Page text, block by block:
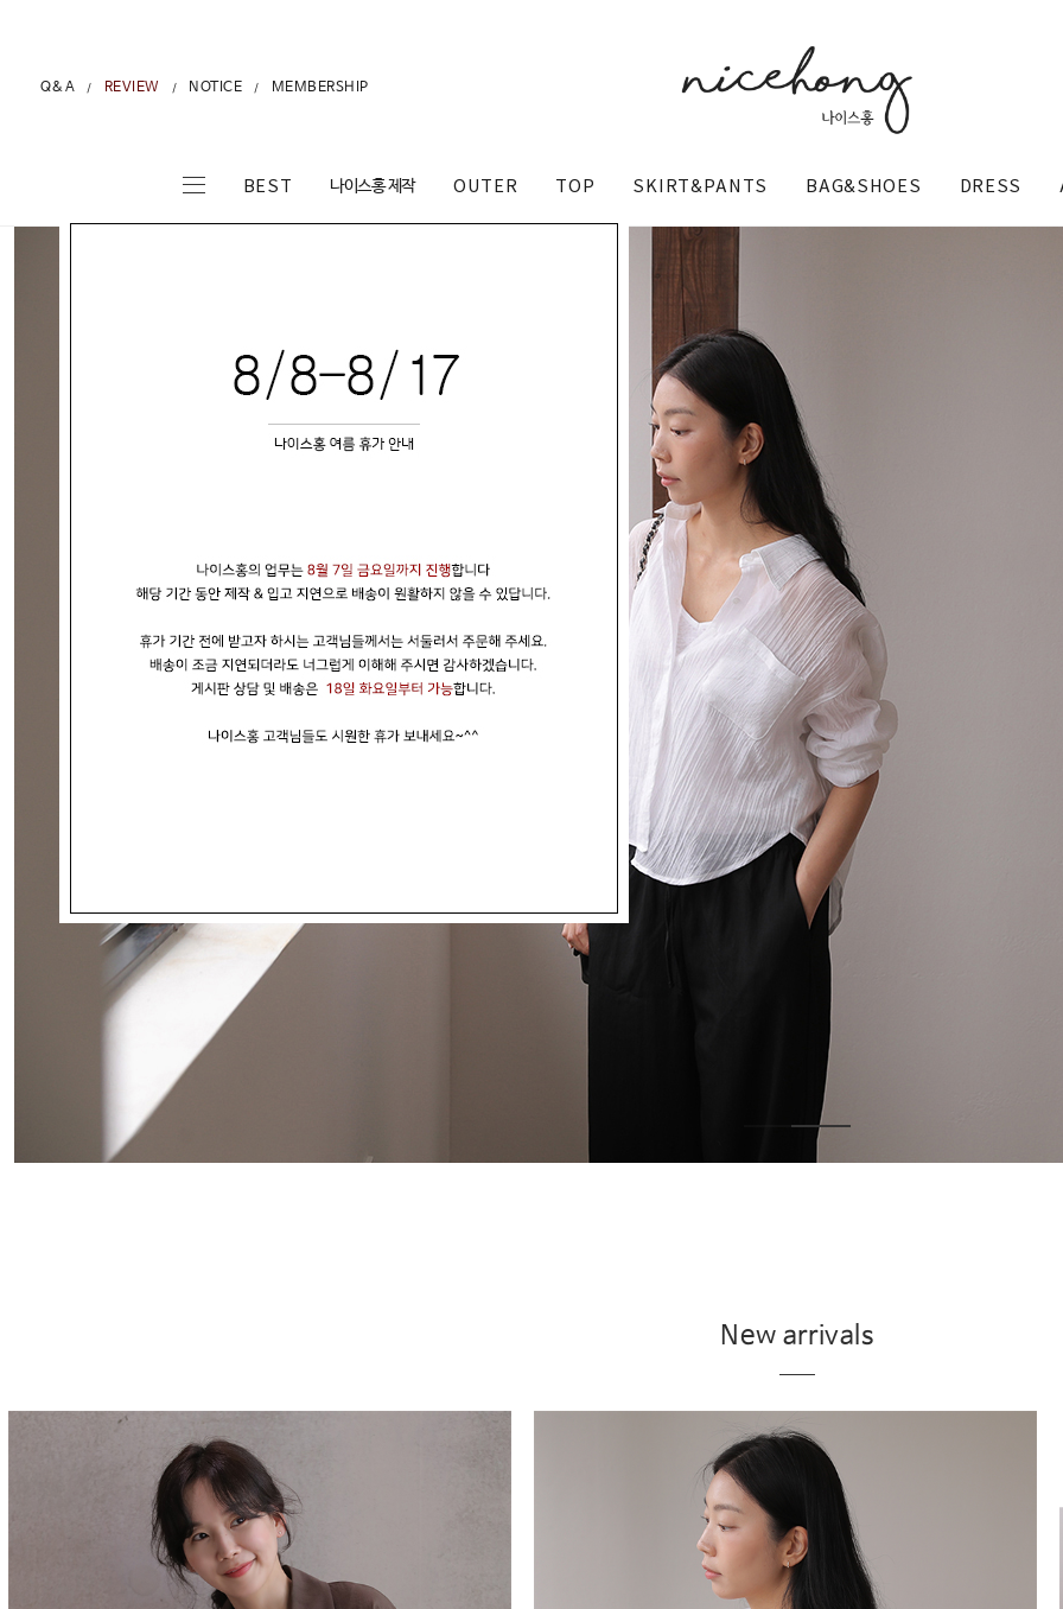
Q&A / REVIEW / NOTICE / MEMBERSHIP
BEST 나이스홍 제작 OUTER TOP SKIRT&PANTS BAG&SHOES DRESS
New arrivals
현재의 메세지창을 다시 표시하지 않음